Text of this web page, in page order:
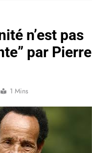
n’est pas
par Pierre
1 Mins